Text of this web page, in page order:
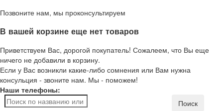
Позвоните нам, мы проконсультируем
В вашей корзине еще нет товаров
Приветствуем Вас, дорогой покупатель! Сожалеем, что Вы еще
ничего не добавили в корзину.
Если у Вас возникли какие-либо сомнения или Вам нужна
консульция - звоните нам. Мы - поможем!
Наши телефоны:
Поиск